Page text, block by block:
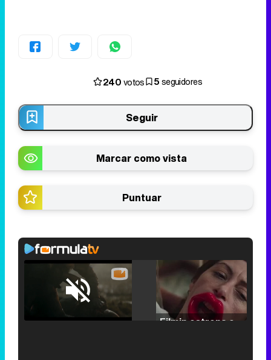
240votos 5seguidores
Seguir
Marcar como vista
Puntuar
Unmute /
Loaded
25.30%